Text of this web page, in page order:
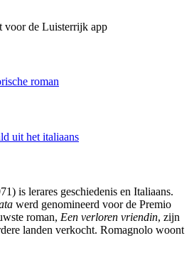
voor de Luisterrijk app
roman
uit het italiaans
is lerares geschiedenis en Italiaans.
werd genomineerd voor de Premio
roman, Een verloren vriendin, zijn
landen verkocht. Romagnolo woont